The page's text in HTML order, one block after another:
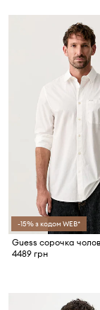
-15% з кодом WEB*
4489 грн